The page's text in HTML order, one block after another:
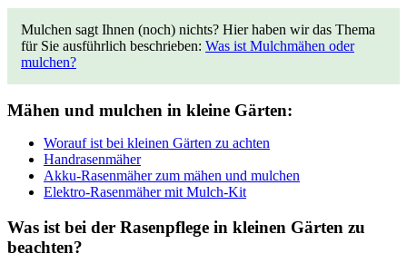
Mulchen sagt Ihnen (noch) nichts? Hier haben wir das Thema
für Sie ausführlich beschrieben: Was ist Mulchmähen oder
mulchen?
Mähen und mulchen in kleine Gärten:
Worauf ist bei kleinen Gärten zu achten
Handrasenmäher
Akku-Rasenmäher zum mähen und mulchen
Elektro-Rasenmäher mit Mulch-Kit
Was ist bei der Rasenpflege in kleinen Gärten zu
beachten?